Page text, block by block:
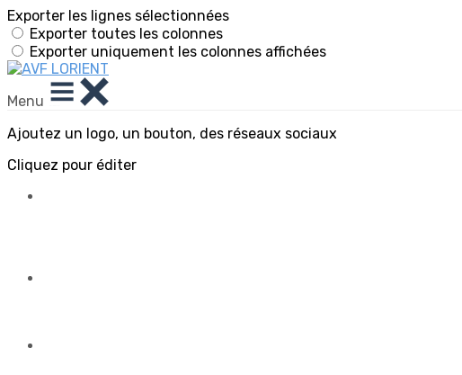
Exporter les lignes sélectionnées
Exporter toutes les colonnes
Exporter uniquement les colonnes affichées
Menu
Ajoutez un logo, un bouton, des réseaux sociaux
Cliquez pour éditer